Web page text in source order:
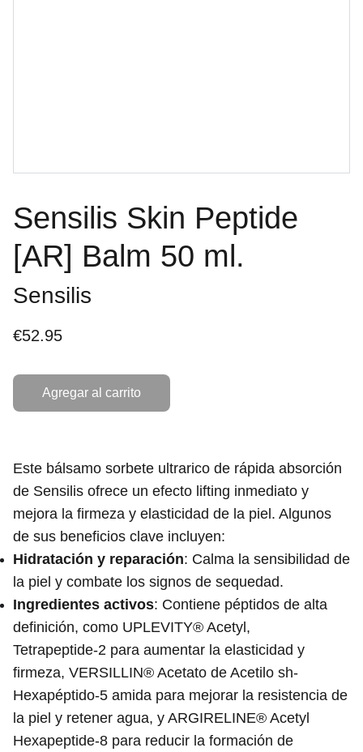
Sensilis Skin Peptide
[AR] Balm 50 ml.
Sensilis
€52.95
Agregar al carrito
Este bálsamo sorbete ultrarico de rápida absorción
de Sensilis ofrece un efecto lifting inmediato y
mejora la firmeza y elasticidad de la piel. Algunos
de sus beneficios clave incluyen:
Hidratación y reparación: Calma la sensibilidad de
la piel y combate los signos de sequedad.
Ingredientes activos: Contiene péptidos de alta
definición, como UPLEVITY® Acetyl,
Tetrapeptide-2 para aumentar la elasticidad y
firmeza, VERSILLIN® Acetato de Acetilo sh-
Hexapéptido-5 amida para mejorar la resistencia de
la piel y retener agua, y ARGIRELINE® Acetyl
Hexapeptide-8 para reducir la formación de